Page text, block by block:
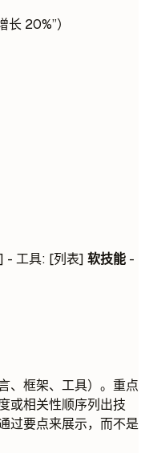
20%”）
- 工具: [列表] 软技能 -
、框架、工具）。重点
或相关性顺序列出技
过要点来展示，而不是